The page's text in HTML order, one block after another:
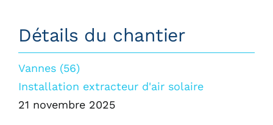
Détails du chantier
Vannes (56)
Installation extracteur d'air solaire
21 novembre 2025